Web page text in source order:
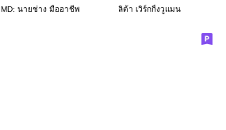
MD: นายช่าง มืออาชีพ ลิต้า เวิร์กกิ้งวูแมน